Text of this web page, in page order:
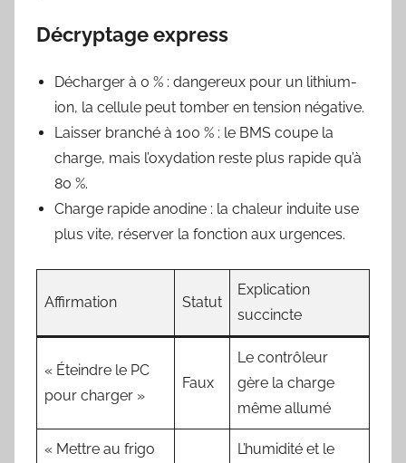
Décryptage express
Décharger à 0 % : dangereux pour un lithium-
ion, la cellule peut tomber en tension négative.
Laisser branché à 100 % : le BMS coupe la
charge, mais l’oxydation reste plus rapide qu’à
80 %.
Charge rapide anodine : la chaleur induite use
plus vite, réserver la fonction aux urgences.
Affirmation Statut
Explication
succincte
« Éteindre le PC
pour charger »
Faux
Le contrôleur
gère la charge
même allumé
« Mettre au frigo
L’humidité et le